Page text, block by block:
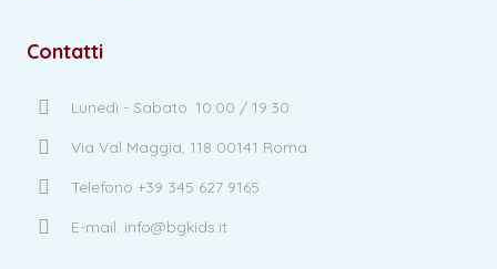
Contatti
Lunedì - Sabato: 10:00 / 19:30
Via Val Maggia, 118 00141 Roma
Telefono +39 345 627 9165
E-mail: info@bgkids.it